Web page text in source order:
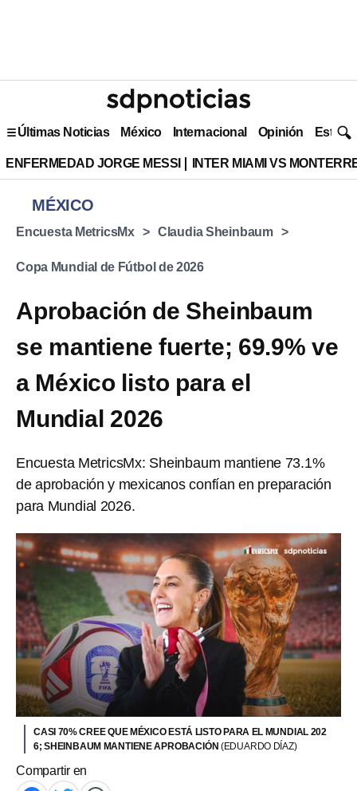
Últimas Noticias México Internacional Opinión Estilo
ENFERMEDAD JORGE MESSI INTER MIAMI VS
MÉXICO
Encuesta MetricsMx Claudia Sheinbaum
Copa Mundial de Fútbol de 2026
Aprobación de Sheinbaum
se mantiene fuerte; 69.9% ve
a México listo para el
Mundial 2026
Encuesta MetricsMx: Sheinbaum mantiene 73.1%
de aprobación y mexicanos confían en preparación
para Mundial 2026.
CASI 70% CREE QUE MÉXICO ESTÁ LISTO PARA EL MUNDIAL 202
6; SHEINBAUM MANTIENE APROBACIÓN (EDUARDO DÍAZ)
Compartir en